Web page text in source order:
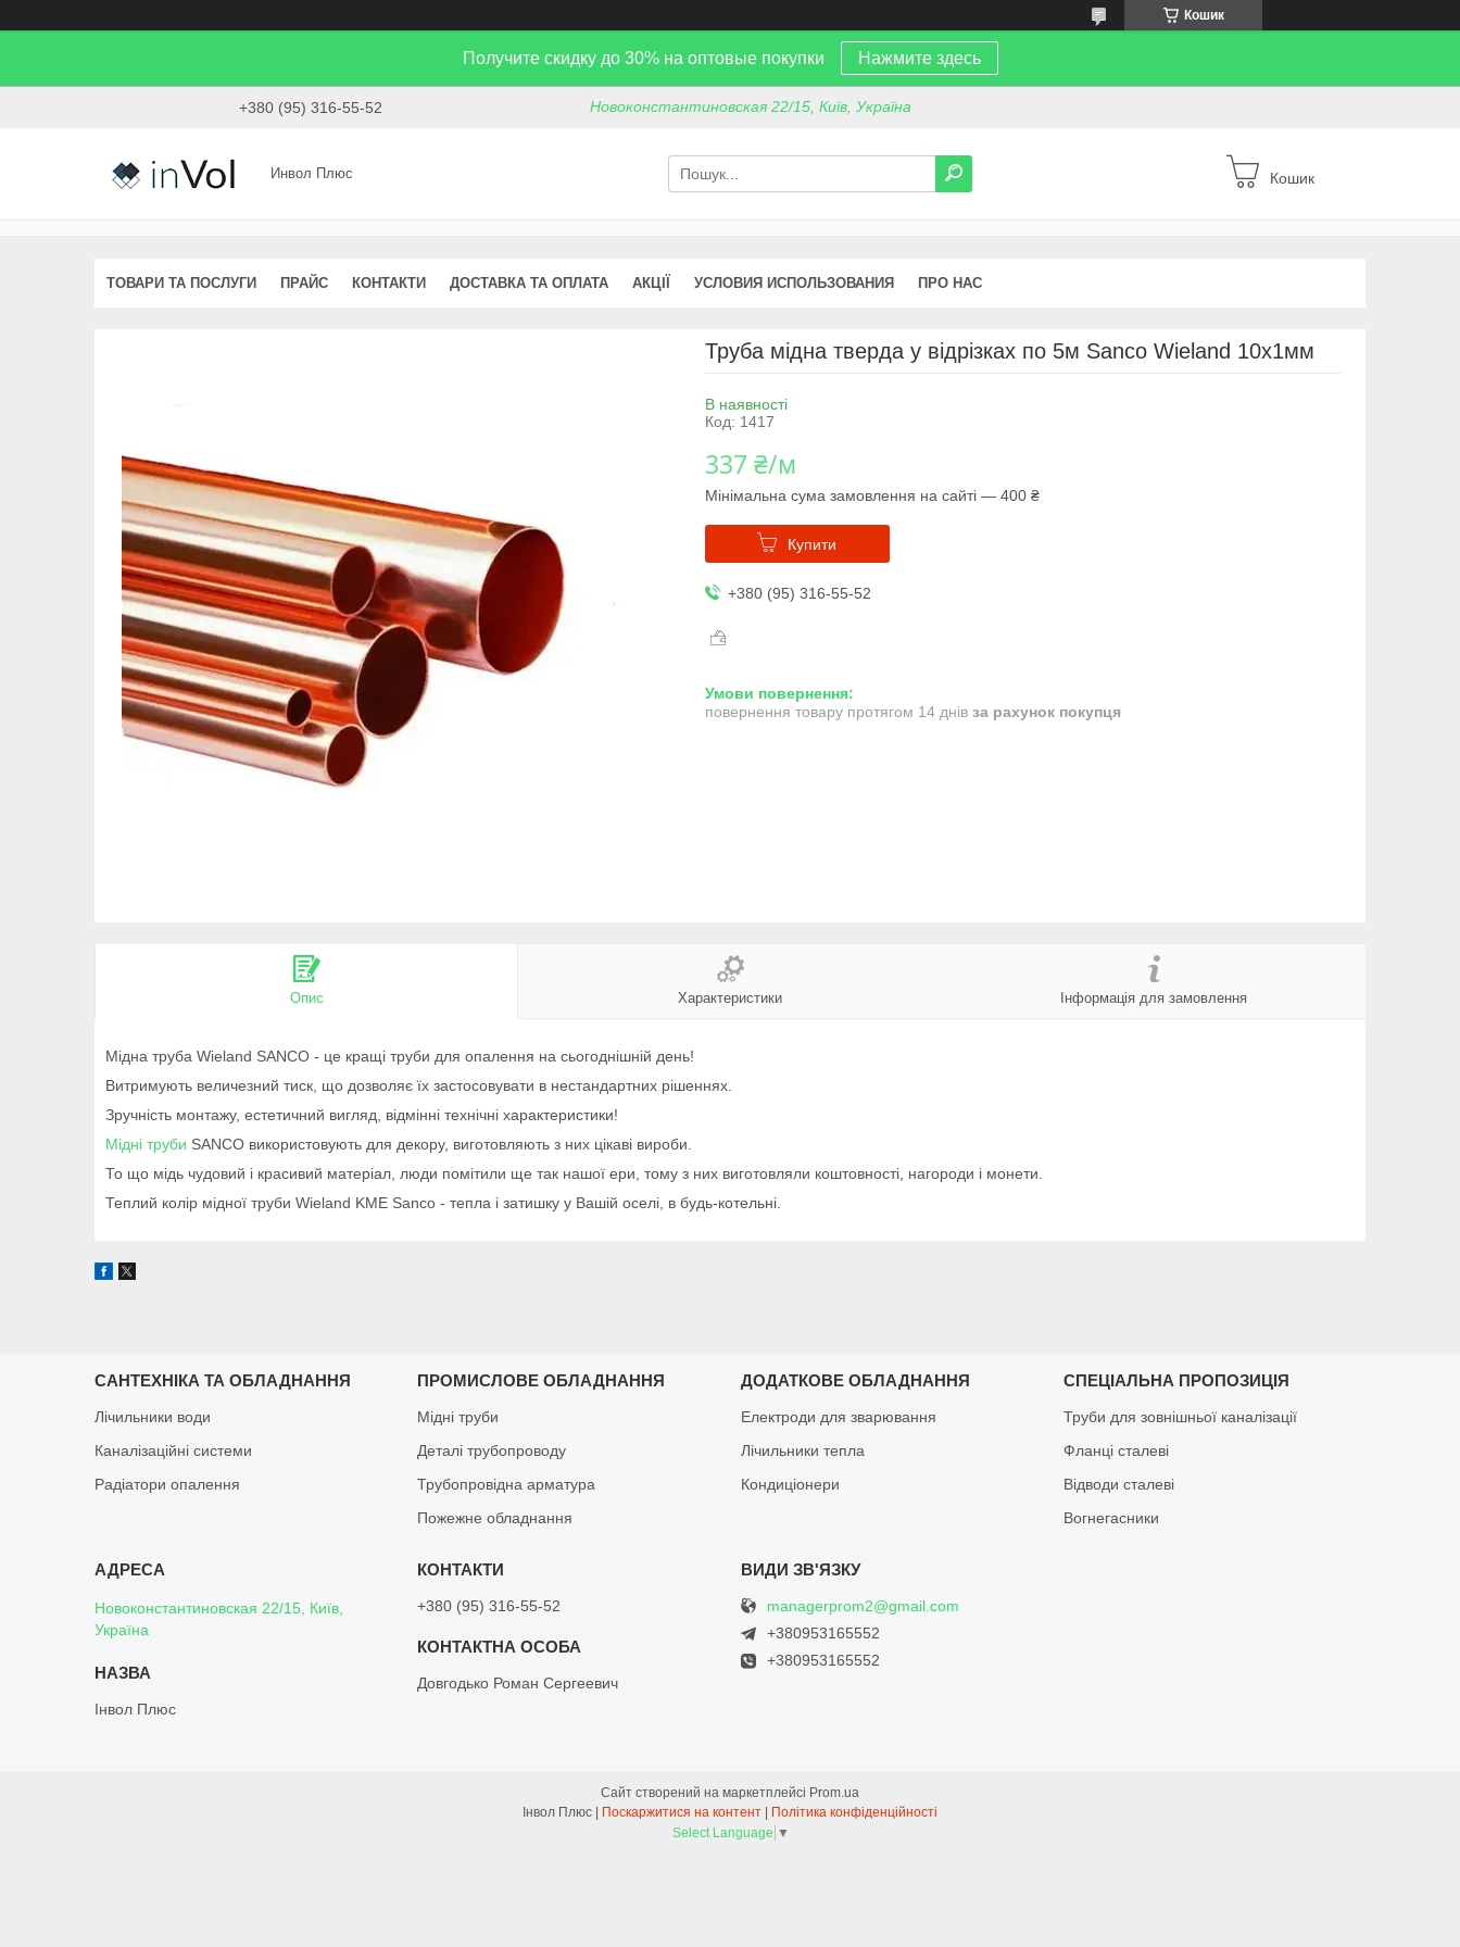
Кошик
Получите скидку до 30% на оптовые покупки Нажмите здесь
+380 (95) 316-55-52 Новоконстантиновская 22/15, Київ, Україна
Инвол Плюс Кошик
ТОВАРИ ТА ПОСЛУГИ ПРАЙС КОНТАКТИ ДОСТАВКА ТА ОПЛАТА АКЦІЇ УСЛОВИЯ ИСПОЛЬЗОВАНИЯ ПРО НАС
Труба мідна тверда у відрізках по 5м Sanco Wieland 10х1мм
В наявності
Код: 1417
337 ₴/м
Мінімальна сума замовлення на сайті — 400 ₴
Купити
+380 (95) 316-55-52
повернення товару протягом 14 днів за рахунок покупця
Опис Характеристики Інформація для замовлення
Мідна труба Wieland SANCO - це кращі труби для опалення на сьогоднішній день!
Витримують величезний тиск, що дозволяє їх застосовувати в нестандартних рішеннях.
Зручність монтажу, естетичний вигляд, відмінні технічні характеристики!
Мідні труби SANCO використовують для декору, виготовляють з них цікаві вироби.
То що мідь чудовий і красивий матеріал, люди помітили ще так нашої ери, тому з них виготовляли коштовності, нагороди і монети.
Теплий колір мідної труби Wieland KME Sanco - тепла і затишку у Вашій оселі, в будь-котельні.
САНТЕХНІКА ТА ОБЛАДНАННЯ
Лічильники води
Каналізаційні системи
Радіатори опалення
ПРОМИСЛОВЕ ОБЛАДНАННЯ
Мідні труби
Деталі трубопроводу
Трубопровідна арматура
Пожежне обладнання
ДОДАТКОВЕ ОБЛАДНАННЯ
Електроди для зварювання
Лічильники тепла
Кондиціонери
СПЕЦІАЛЬНА ПРОПОЗИЦІЯ
Труби для зовнішньої каналізації
Фланці сталеві
Відводи сталеві
Вогнегасники
Новоконстантиновская 22/15, Київ,
Україна
Інвол Плюс
+380 (95) 316-55-52
Довгодько Роман Сергеевич
managerprom2@gmail.com
+380953165552
+380953165552
Сайт створений на маркетплейсі Prom.ua
Поскаржитися на контент
Політика конфіденційності
Select Language ▼